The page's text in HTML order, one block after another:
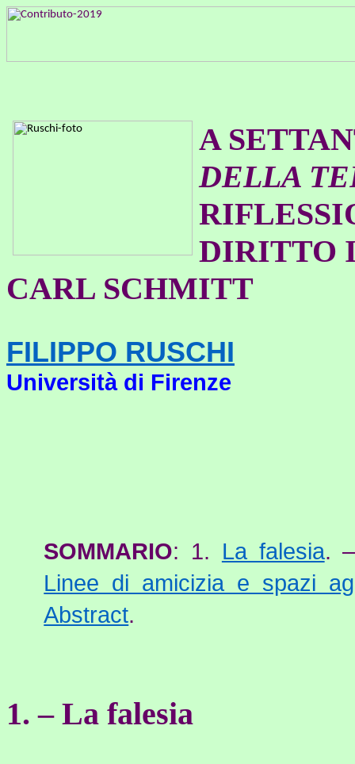
A
DELLA
DIRITTO
CARL SCHMITT
FILIPPO RUSCHI
Università di Firenze
SOMMARIO: 1. La falesia.
Linee di amicizia e spazi
Abstract.
1. – La falesia